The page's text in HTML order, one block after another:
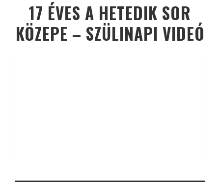
17 ÉVES A HETEDIK SOR
KÖZEPE – SZÜLINAPI VIDEÓ